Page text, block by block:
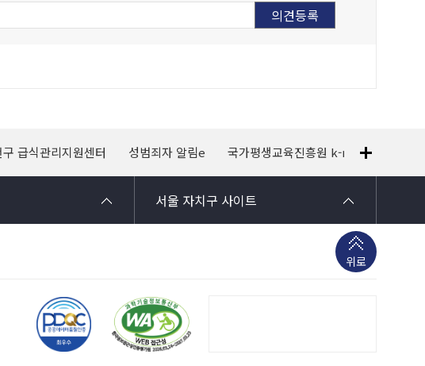
급식관리지원센터 성범죄자 알림e 국가평생교육진흥원 k-mooc
서울 자치구 사이트
위로